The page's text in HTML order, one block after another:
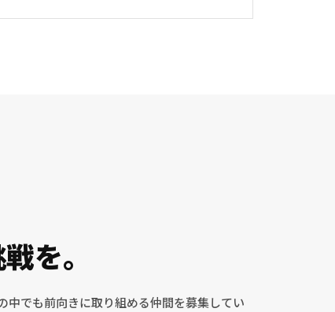
を。
中でも前向きに取り組める仲間を募集してい